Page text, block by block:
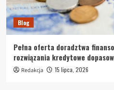
Blog
Pełna oferta doradztwa
rozwiązania kredytowe
Redakcja 15 lipca, 2026